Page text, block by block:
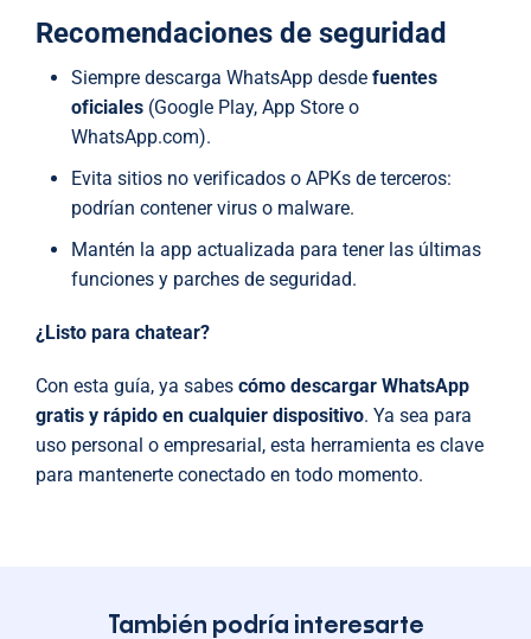
Recomendaciones de seguridad
Siempre descarga WhatsApp desde fuentes
oficiales (Google Play, App Store o
WhatsApp.com).
Evita sitios no verificados o APKs de terceros:
podrían contener virus o malware.
Mantén la app actualizada para tener las últimas
funciones y parches de seguridad.
¿Listo para chatear?
Con esta guía, ya sabes cómo descargar WhatsApp
gratis y rápido en cualquier dispositivo. Ya sea para
uso personal o empresarial, esta herramienta es clave
para mantenerte conectado en todo momento.
También podría interesarte